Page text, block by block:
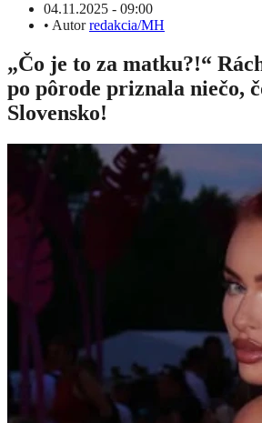
04.11.2025 - 09:00
• Autorredakcia/MH
„Čo je to za matku?!“
po pôrode priznala niečo,
Slovensko!